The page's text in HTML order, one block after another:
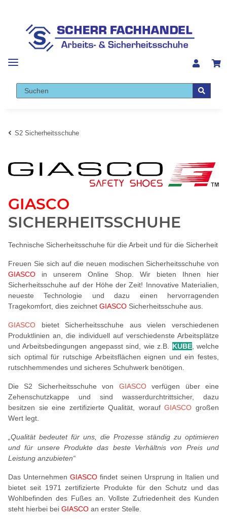
S2 Sicherheitsschuhe
GIASCO
SICHERHEITSSCHUHE
Technische Sicherheitsschuhe für die Arbeit und für die Sicherheit
Freuen Sie sich auf die neuen modischen Sicherheitsschuhe von
GIASCO in unserem Online Shop. Wir bieten Ihnen hier
Sicherheitsschuhe auf der Höhe der Zeit! Innovative Materialien,
neueste Technologie und dazu einen hervorragenden
Tragekomfort, dies zeichnet GIASCO Sicherheitsschuhe aus.
GIASCO bietet Sicherheitsschuhe aus vielen verschiedenen
Produktlinien an, die individuell auf verschiedenste Arbeitsplätze
und Arbeitsbedingungen angepasst sind, wie z.B. KUBE, welche
sich optimal für rutschige Arbeitsflächen eignen und ein festes,
rutschhemmendes und sicheres Schuhwerk benötigen.
Die S2 Sicherheitsschuhe von GIASCOverfügen über eine
Zehenschutzkappe und sind wasserdurchtrittsicher, dazu
besitzen sie eine zertifizierte Qualität, woraufGIASCO großen
Wert legt.
„Qualität bedeutet für uns, die Prozesse ständig zu optimieren
und für unsere Produkte das beste Verhältnis von Preis und
Leistung anzubieten“
Das Unternehmen GIASCOfindet seinen Ursprung in Italien und
bietet seit 1971 zertifizierte Produkte für den Schutz und das
Wohlbefinden des Fußes an. Vollste Zufriedenheit des Kunden
steht hierbei bei GIASCO an erster Stelle.